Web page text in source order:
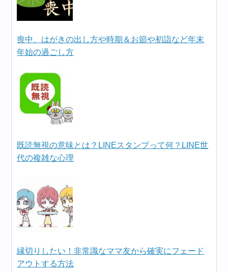
喪中、はがきの出し方や時期＆お節や初詣など年末
年始の過ごし方
既読無視の意味とは？LINEスタンプって何？LINE世
代の複雑な心理
縁切りしたい！非常識なママ友から確実にフェード
アウトする方法